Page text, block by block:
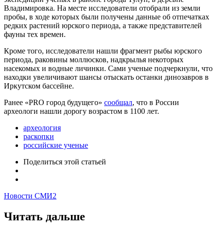
Владимировка. На месте исследователи отобрали из земли
пробы, в ходе которых были получены данные об отпечатках
редких растений юрского периода, а также представителей
фауны тех времен.
Кроме того, исследователи нашли фрагмент рыбы юрского
периода, раковины моллюсков, надкрылья некоторых
насекомых и водные личинки. Сами ученые подчеркнули, что
находки увеличивают шансы отыскать останки динозавров в
Иркутском бассейне.
Ранее «PRO город будущего» сообщал, что в России
археологи нашли дорогу возрастом в 1100 лет.
археология
раскопки
российские ученые
Поделиться этой статьей
Новости СМИ2
Читать дальше